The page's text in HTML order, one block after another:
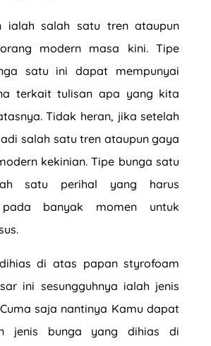
ialah salah satu tren ataupun
modern masa kini. Tipe
satu ini dapat mempunyai
terkait tulisan apa yang kita
Tidak heran, jika setelah
salah satu tren ataupun gaya
kekinian. Tipe bunga satu
satu perihal yang harus
pada banyak momen untuk
di atas papan styrofoam
ini sesungguhnya ialah jenis
saja nantinya Kamu dapat
jenis bunga yang dihias di